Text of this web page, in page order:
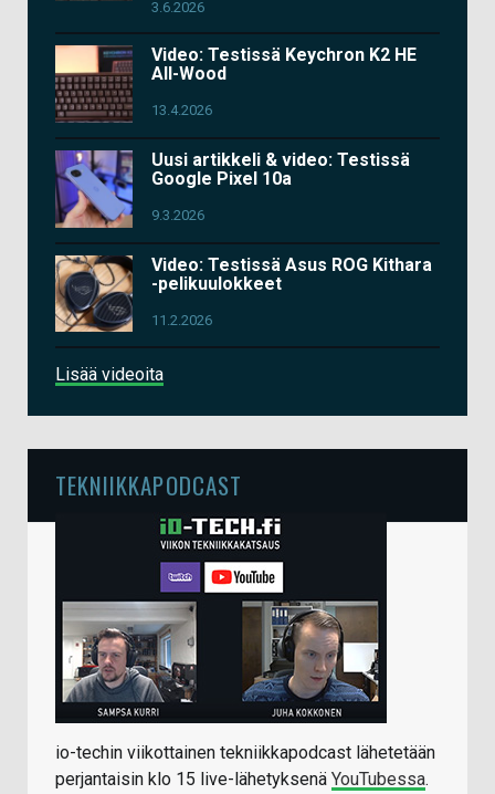
3.6.2026
Video: Testissä Keychron K2 HE
All-Wood
13.4.2026
Uusi artikkeli & video: Testissä
Google Pixel 10a
9.3.2026
Video: Testissä Asus ROG Kithara
-pelikuulokkeet
11.2.2026
Lisää videoita
TEKNIIKKAPODCAST
io-techin viikottainen tekniikkapodcast lähetetään
perjantaisin klo 15 live-lähetyksenä YouTubessa.